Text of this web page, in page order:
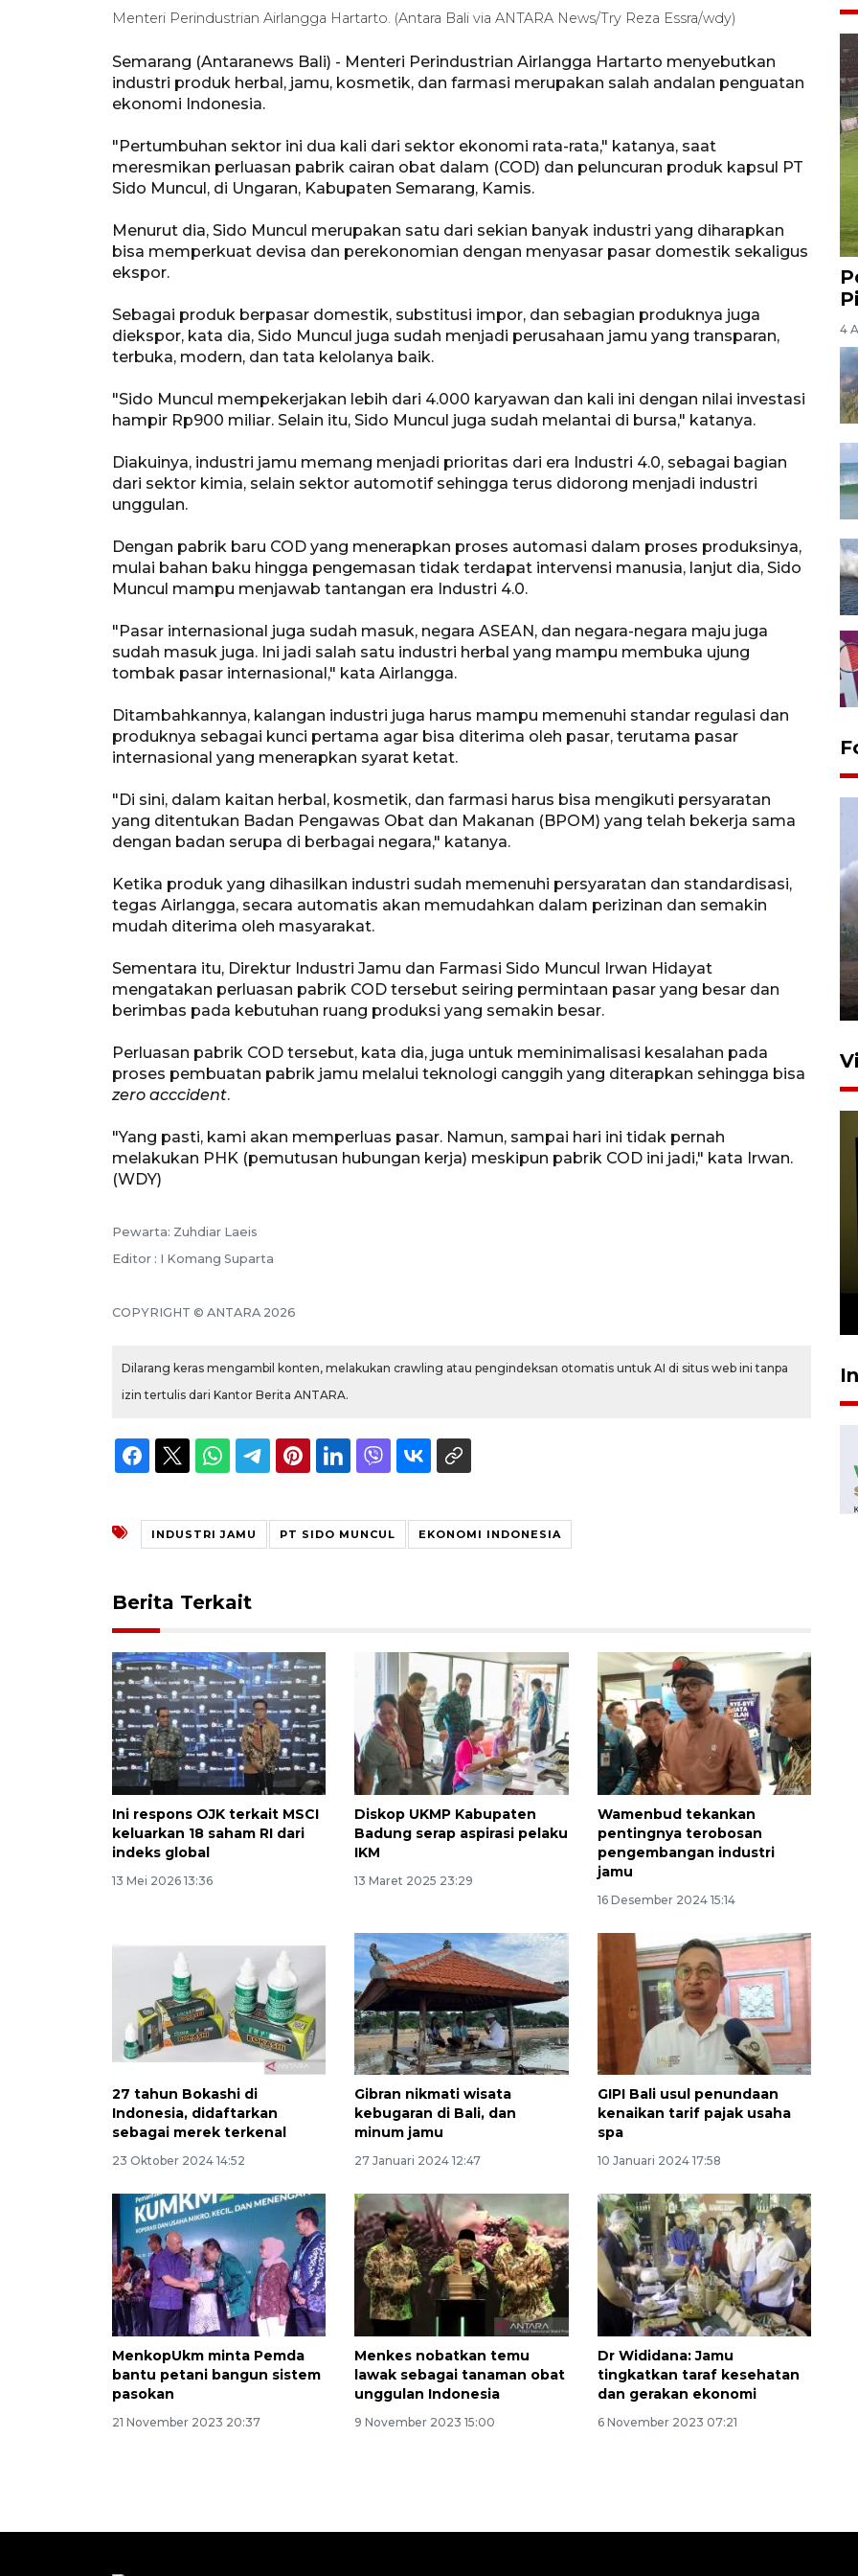
Menteri Perindustrian Airlangga Hartarto. (Antara Bali via ANTARA News/Try Reza Essra/wdy)
Semarang (Antaranews Bali) - Menteri Perindustrian Airlangga Hartarto menyebutkan
industri produk herbal, jamu, kosmetik, dan farmasi merupakan salah andalan penguatan
ekonomi Indonesia.
"Pertumbuhan sektor ini dua kali dari sektor ekonomi rata-rata," katanya, saat
meresmikan perluasan pabrik cairan obat dalam (COD) dan peluncuran produk kapsul PT
Sido Muncul, di Ungaran, Kabupaten Semarang, Kamis.
Menurut dia, Sido Muncul merupakan satu dari sekian banyak industri yang diharapkan
bisa memperkuat devisa dan perekonomian dengan menyasar pasar domestik sekaligus
ekspor.
Sebagai produk berpasar domestik, substitusi impor, dan sebagian produknya juga
diekspor, kata dia, Sido Muncul juga sudah menjadi perusahaan jamu yang transparan,
terbuka, modern, dan tata kelolanya baik.
"Sido Muncul mempekerjakan lebih dari 4.000 karyawan dan kali ini dengan nilai investasi
hampir Rp900 miliar. Selain itu, Sido Muncul juga sudah melantai di bursa," katanya.
Diakuinya, industri jamu memang menjadi prioritas dari era Industri 4.0, sebagai bagian
dari sektor kimia, selain sektor automotif sehingga terus didorong menjadi industri
unggulan.
Dengan pabrik baru COD yang menerapkan proses automasi dalam proses produksinya,
mulai bahan baku hingga pengemasan tidak terdapat intervensi manusia, lanjut dia, Sido
Muncul mampu menjawab tantangan era Industri 4.0.
"Pasar internasional juga sudah masuk, negara ASEAN, dan negara-negara maju juga
sudah masuk juga. Ini jadi salah satu industri herbal yang mampu membuka ujung
tombak pasar internasional," kata Airlangga.
Ditambahkannya, kalangan industri juga harus mampu memenuhi standar regulasi dan
produknya sebagai kunci pertama agar bisa diterima oleh pasar, terutama pasar
internasional yang menerapkan syarat ketat.
"Di sini, dalam kaitan herbal, kosmetik, dan farmasi harus bisa mengikuti persyaratan
yang ditentukan Badan Pengawas Obat dan Makanan (BPOM) yang telah bekerja sama
dengan badan serupa di berbagai negara," katanya.
Ketika produk yang dihasilkan industri sudah memenuhi persyaratan dan standardisasi,
tegas Airlangga, secara automatis akan memudahkan dalam perizinan dan semakin
mudah diterima oleh masyarakat.
Sementara itu, Direktur Industri Jamu dan Farmasi Sido Muncul Irwan Hidayat
mengatakan perluasan pabrik COD tersebut seiring permintaan pasar yang besar dan
berimbas pada kebutuhan ruang produksi yang semakin besar.
Perluasan pabrik COD tersebut, kata dia, juga untuk meminimalisasi kesalahan pada
proses pembuatan pabrik jamu melalui teknologi canggih yang diterapkan sehingga bisa
zero acccident.
"Yang pasti, kami akan memperluas pasar. Namun, sampai hari ini tidak pernah
melakukan PHK (pemutusan hubungan kerja) meskipun pabrik COD ini jadi," kata Irwan.
(WDY)
Pewarta: Zuhdiar Laeis
Editor : I Komang Suparta
COPYRIGHT © ANTARA 2026
Dilarang keras mengambil konten, melakukan crawling atau pengindeksan otomatis untuk AI di situs web ini tanpa
izin tertulis dari Kantor Berita ANTARA.
INDUSTRI JAMU PT SIDO MUNCUL EKONOMI INDONESIA
Berita Terkait
Ini respons OJK terkait MSCI
keluarkan 18 saham RI dari
indeks global
13 Mei 2026 13:36
Diskop UKMP Kabupaten
Badung serap aspirasi pelaku
IKM
13 Maret 2025 23:29
Wamenbud tekankan
pentingnya terobosan
pengembangan industri
jamu
16 Desember 2024 15:14
27 tahun Bokashi di
Indonesia, didaftarkan
sebagai merek terkenal
23 Oktober 2024 14:52
Gibran nikmati wisata
kebugaran di Bali, dan
minum jamu
27 Januari 2024 12:47
GIPI Bali usul penundaan
kenaikan tarif pajak usaha
spa
10 Januari 2024 17:58
MenkopUkm minta Pemda
bantu petani bangun sistem
pasokan
21 November 2023 20:37
Menkes nobatkan temu
lawak sebagai tanaman obat
unggulan Indonesia
9 November 2023 15:00
Dr Wididana: Jamu
tingkatkan taraf kesehatan
dan gerakan ekonomi
6 November 2023 07:21
4
Sebanyak 62 penumpang
dikembalikan ke Surabaya
4 Agustus 2026 19:23
Waspadai penyakit saat
musim kemarau
2026-08-05 12:00:00